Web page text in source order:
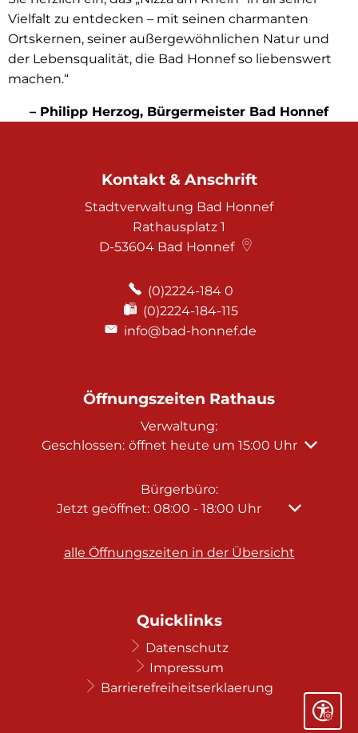
Vielfalt zu entdecken – mit seinen charmanten
Ortskernen, seiner außergewöhnlichen Natur und
der Lebensqualität, die Bad Honnef so liebenswert
machen.“
– Philipp Herzog, Bürgermeister Bad Honnef
Kontakt & Anschrift
Stadtverwaltung Bad Honnef
Rathausplatz 1
D-53604 Bad Honnef
(0)2224-184 0
(0)2224-184-115
info@bad-honnef.de
Öffnungszeiten Rathaus
Verwaltung:
Klicken, um weitere Öffnungs- oder
Geschlossen: öffnet heute um 15:00 Uhr
Bürgerbüro:
Klicken, um weitere Öffnungs- oder
Jetzt geöffnet: 08:00 - 18:00 Uhr Von 08:00
alle Öffnungszeiten in der Übersicht
Quicklinks
Datenschutz
Impressum
Barrierefreiheitserklaerung
Seite